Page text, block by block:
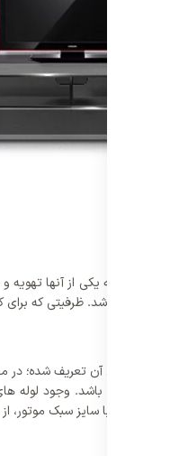
گیرد که یکی از آنها
که برای آن تعریف شده؛ در
می باشد. وجود لوله